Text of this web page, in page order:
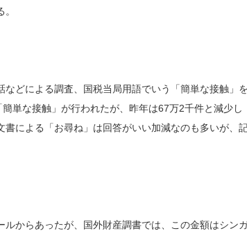
どによる調査、国税当局用語でいう「簡単な接触」
単な接触」が行われたが、昨年は67万2千件と減少し
による「お尋ね」は回答がいい加減なのも多いが、
からあったが、国外財産調書では、この金額はシン